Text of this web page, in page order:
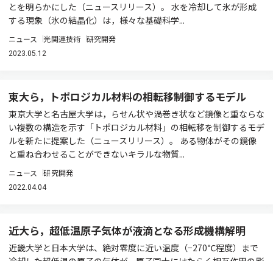
とを明らかにした（ニュースリリース）。 水を冷却して氷が形成
する現象（氷の結晶化）は，様々な基礎科学...
ニュース 光関連技術 研究開発
2023.05.12
東大ら，トポロジカル材料の相転移制御するモデル
東京大学と名古屋大学は，らせん状や渦巻き状など鏡像と重ならな
い複数の構造を示す「トポロジカル材料」の相転移を制御するモデ
ルを新たに提案した（ニュースリリース）。 ある物体がその鏡像
と重ね合わせることができないキラルな物質...
ニュース 研究開発
2022.04.04
近大ら，超低温原子気体が液滴となる形成機構解明
近畿大学と日本大学は、絶対零度に近い温度（−270℃程度）まで